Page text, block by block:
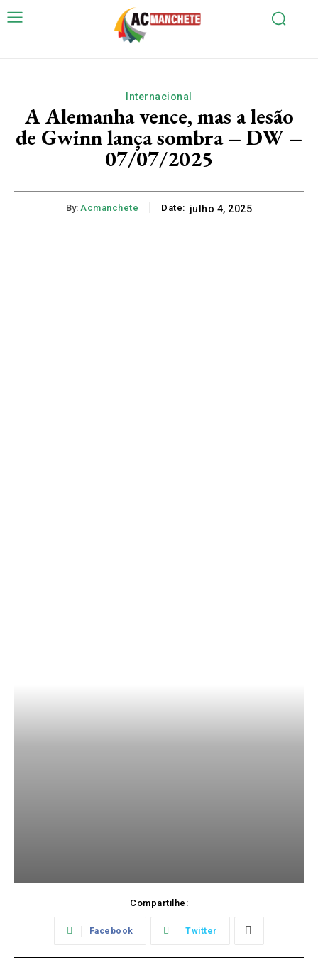
Internacional
A Alemanha vence, mas a lesão
de Gwinn lança sombra – DW –
07/07/2025
By: Acmanchete Date: julho 4, 2025
Compartilhe:
Facebook Twitter